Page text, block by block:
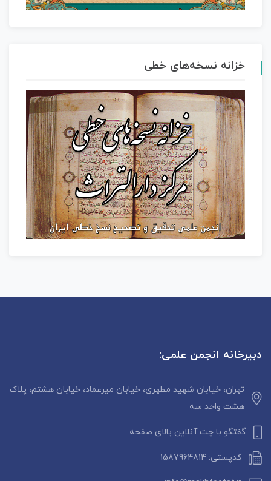
خزانه نسخه‌های خطی
دبیرخانه انجمن علمی:
تهران، خیابان شهید مطهری، خیابان میرعماد، خیابان هشتم، پلاک
هشت واحد سه
گفتگو با چت آنلاین بالای صفحه
کدپستی: 1587964814